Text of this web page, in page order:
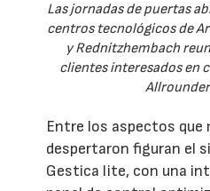
Las jornadas de puertas
centros tecnológicos de
y Rednitzhembach
clientes interesados en
Entre los aspectos que
despertaron figuran el
Gestica lite, con una